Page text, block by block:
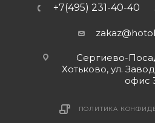
+7(495) 231-40-40
Сергиево-
Хотьково, ул.
офис
ПОЛИТИКА